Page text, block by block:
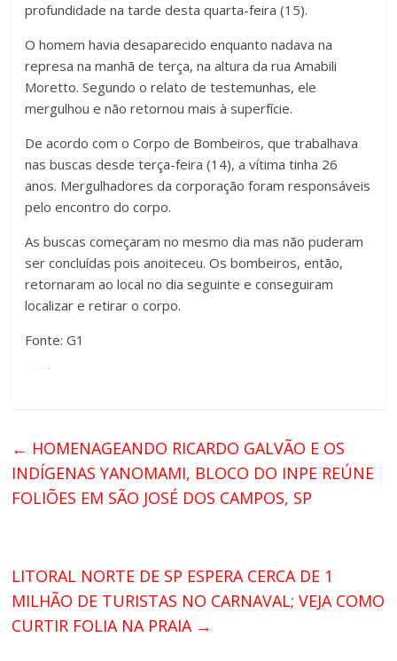
profundidade na tarde desta quarta-feira (15).
O homem havia desaparecido enquanto nadava na
represa na manhã de terça, na altura da rua Amabili
Moretto. Segundo o relato de testemunhas, ele
mergulhou e não retornou mais à superfície.
De acordo com o Corpo de Bombeiros, que trabalhava
nas buscas desde terça-feira (14), a vítima tinha 26
anos. Mergulhadores da corporação foram responsáveis
pelo encontro do corpo.
As buscas começaram no mesmo dia mas não puderam
ser concluídas pois anoiteceu. Os bombeiros, então,
retornaram ao local no dia seguinte e conseguiram
localizar e retirar o corpo.
Fonte: G1
← HOMENAGEANDO RICARDO GALVÃO E OS
INDÍGENAS YANOMAMI, BLOCO DO INPE REÚNE
FOLIÕES EM SÃO JOSÉ DOS CAMPOS, SP
LITORAL NORTE DE SP ESPERA CERCA DE 1
MILHÃO DE TURISTAS NO CARNAVAL; VEJA COMO
CURTIR FOLIA NA PRAIA →